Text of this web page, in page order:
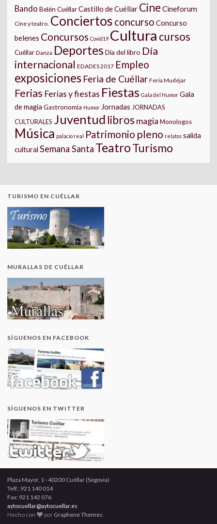
Bando Belén CuéllarCastillo de Cuéllar Cine Cineforum
Cine y teatro. Conciertos concurso Concurso
belenes Concursos Covid19 Cultura cursos
Cuéllar Danza Deportes Día del libro Día
internacional EDADES 2017 Empleo
exposiciones Feria de Cuéllar Feria Mudéjar
Ferias Ferias y fiestas Fiestas Gala del Humor Gala
de magia Gastronomía Humor Jornadas JORNADAS
CULTURALES Juventud libros magia Monologos
Música palacio real Patrimonio pleno relatos salida
cultural Semana Santa TeatroTurismo
TURISMO EN CUÉLLAR
MURALLAS DE CUÉLLAR
SÍGUENOS EN FACEBOOK
SÍGUENOS EN TWITTER
Plaza Mayor, 1 - 40200 Cuéllar (Segovia)
Telf.: 921 140 014
Fax: 921 142 076
aytocuellar@aytocuellar.es
Hecho con
por Graphene Themes